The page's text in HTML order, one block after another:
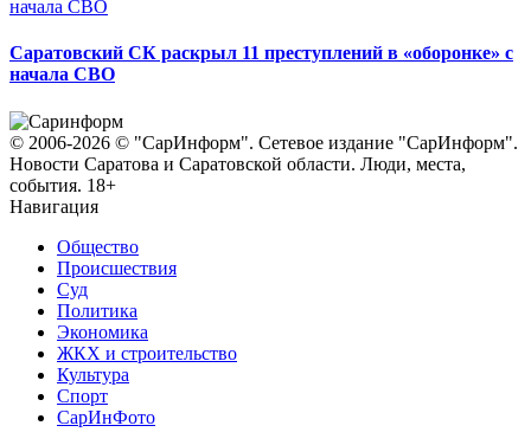
Саратовский СК раскрыл 11 преступлений в «оборонке» с
начала СВО
© 2006-2026 © "СарИнформ". Сетевое издание "СарИнформ".
Новости Саратова и Саратовской области. Люди, места,
события. 18+
Навигация
Общество
Происшествия
Суд
Политика
Экономика
ЖКХ и строительство
Культура
Спорт
СарИнФото